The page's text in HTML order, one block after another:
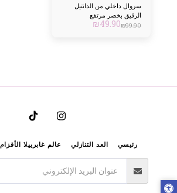
سروال داخلي من الدانتيل
الرقيق بخصر مرتفع
₪99.90
₪49.90
رئيسي العد التنازلي عالم غابرييلا الأقزام